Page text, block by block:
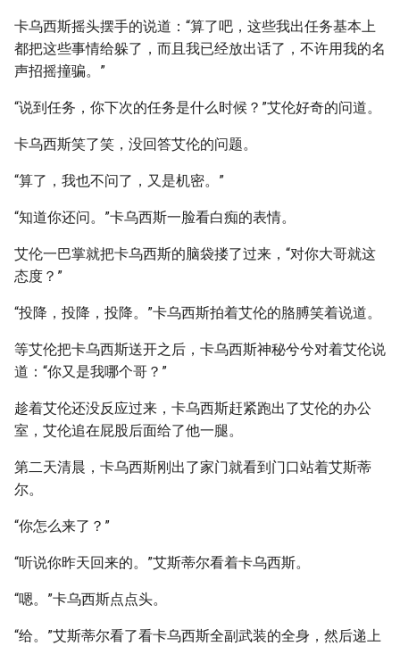
卡乌西斯摇头摆手的说道：“算了吧，这些我出任务基本上
都把这些事情给躲了，而且我已经放出话了，不许用我的名
声招摇撞骗。”
“说到任务，你下次的任务是什么时候？”艾伦好奇的问道。
卡乌西斯笑了笑，没回答艾伦的问题。
“算了，我也不问了，又是机密。”
“知道你还问。”卡乌西斯一脸看白痴的表情。
艾伦一巴掌就把卡乌西斯的脑袋搂了过来，“对你大哥就这
态度？”
“投降，投降，投降。”卡乌西斯拍着艾伦的胳膊笑着说道。
等艾伦把卡乌西斯送开之后，卡乌西斯神秘兮兮对着艾伦说
道：“你又是我哪个哥？”
趁着艾伦还没反应过来，卡乌西斯赶紧跑出了艾伦的办公
室，艾伦追在屁股后面给了他一腿。
第二天清晨，卡乌西斯刚出了家门就看到门口站着艾斯蒂
尔。
“你怎么来了？”
“听说你昨天回来的。”艾斯蒂尔看着卡乌西斯。
“嗯。”卡乌西斯点点头。
“给。”艾斯蒂尔看了看卡乌西斯全副武装的全身，然后递上